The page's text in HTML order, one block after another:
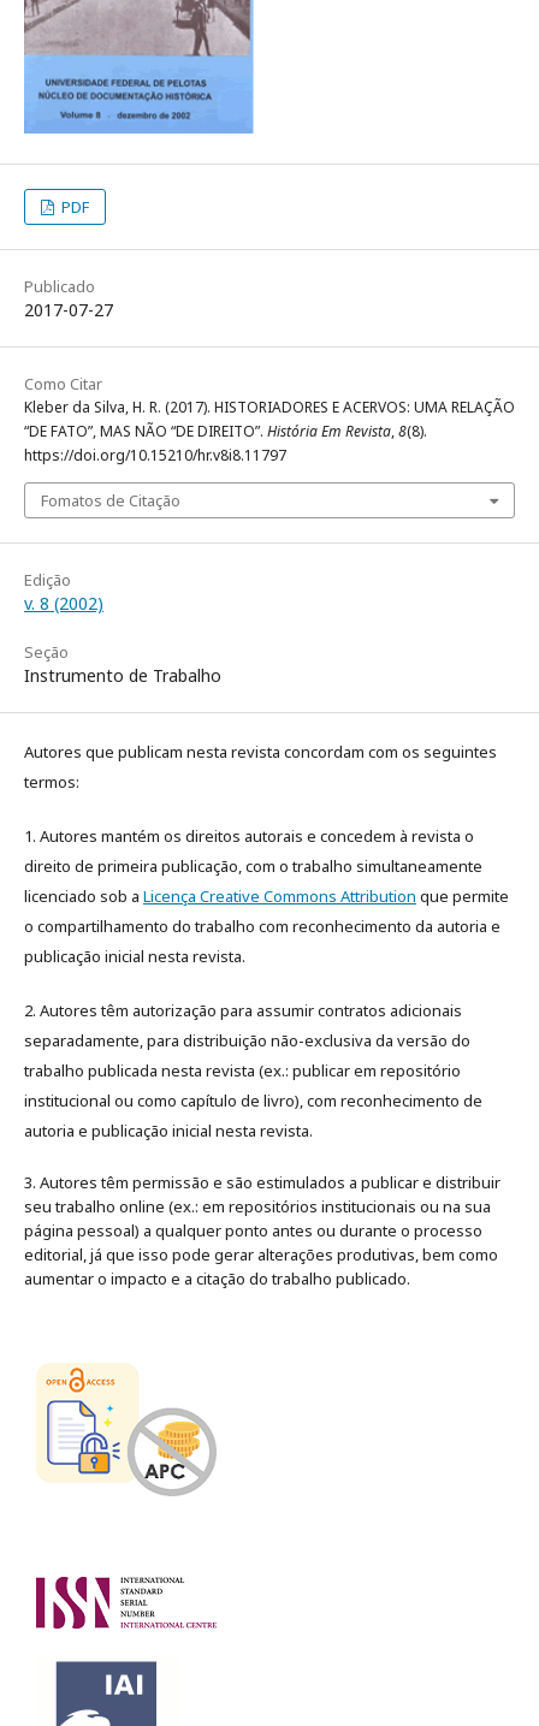
PDF
Publicado
2017-07-27
Como Citar
Kleber da Silva, H. R. (2017). HISTORIADORES E ACERVOS: UMA RELAÇÃO
“DE FATO”, MAS NÃO “DE DIREITO”. História Em Revista,8(8).
https://doi.org/10.15210/hr.v8i8.11797
Fomatos de Citação
Edição
v. 8 (2002)
Seção
Instrumento de Trabalho
Autores que publicam nesta revista concordam com os seguintes
termos:
1. Autores mantém os direitos autorais e concedem à revista o
direito de primeira publicação, com o trabalho simultaneamente
licenciado sob a Licença Creative Commons Attribution que permite
o compartilhamento do trabalho com reconhecimento da autoria e
publicação inicial nesta revista.
2. Autores têm autorização para assumir contratos adicionais
separadamente, para distribuição não-exclusiva da versão do
trabalho publicada nesta revista (ex.: publicar em repositório
institucional ou como capítulo de livro), com reconhecimento de
autoria e publicação inicial nesta revista.
3. Autores têm permissão e são estimulados a publicar e distribuir
seu trabalho online (ex.: em repositórios institucionais ou na sua
página pessoal) a qualquer ponto antes ou durante o processo
editorial, já que isso pode gerar alterações produtivas, bem como
aumentar o impacto e a citação do trabalho publicado.